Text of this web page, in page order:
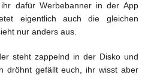
dafür Werbebanner in der App
eigentlich auch die gleichen
nur anders aus.
steht zappelnd in der Disko und
dröhnt gefällt euch, ihr wisst aber